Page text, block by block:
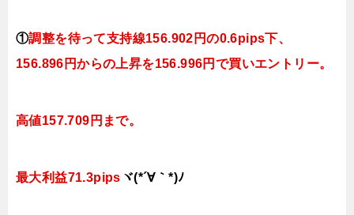
①調整を待って支持線156.902円の0.6pips下、
156.896円からの上昇を156.996円で買いエントリー。
高値157.709円まで。
最大利益71.3pips ヾ(*´∀｀*)ﾉ